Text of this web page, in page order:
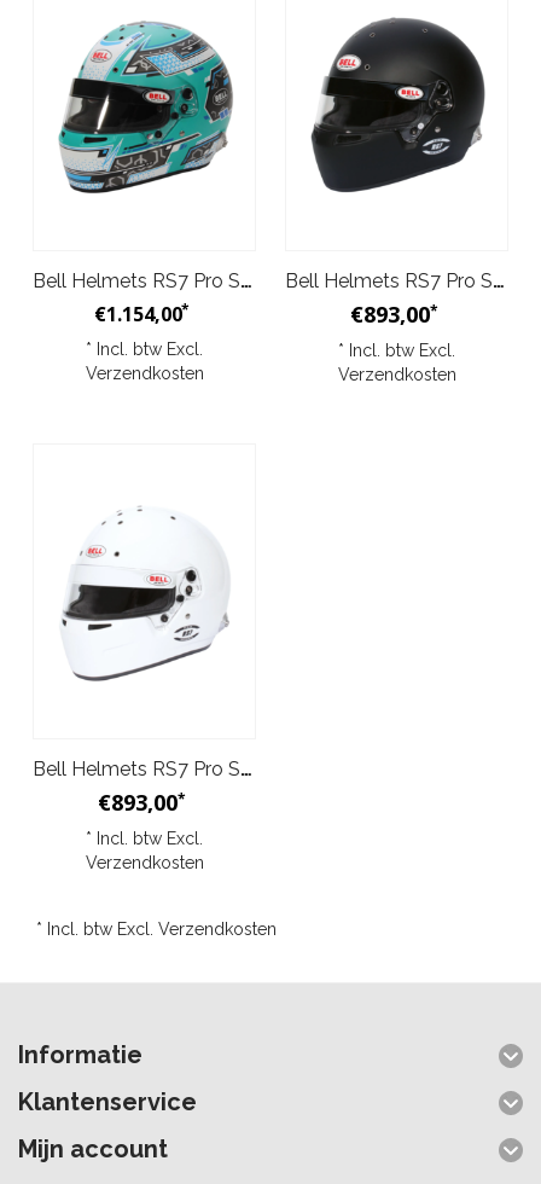
Bell Helmets RS7 Pro Stamina Aquamarine Helm
€1.154,00*
* Incl. btw Excl.
Verzendkosten
Bell Helmets RS7 Pro Stamina Zwart Helm
€893,00*
* Incl. btw Excl.
Verzendkosten
Bell Helmets RS7 Pro Stamina Wit Helm
€893,00*
* Incl. btw Excl.
Verzendkosten
* Incl. btw Excl. Verzendkosten
Informatie
Klantenservice
Mijn account